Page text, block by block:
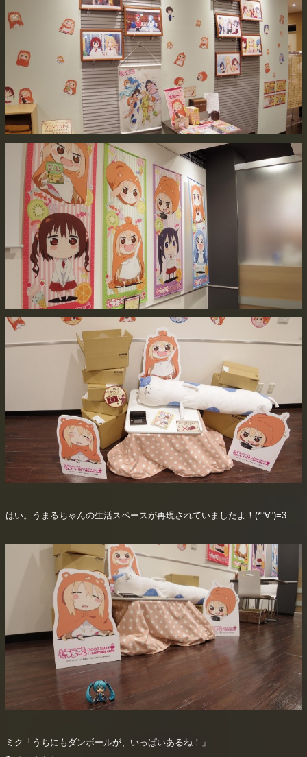
はい。うまるちゃんの生活スペースが再現されていましたよ！(*°∀°)=3
ミク「うちにもダンボールが、いっぱいあるね！」